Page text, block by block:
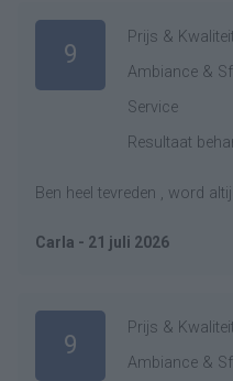
9
Prijs & Kwaliteit
Ambiance &
Service
Resultaat
Ben heel tevreden , word
Carla - 21 juli 2026
9
Prijs & Kwaliteit
Ambiance &